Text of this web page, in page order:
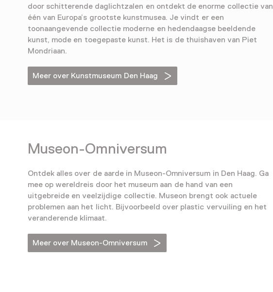
door schitterende daglichtzalen en ontdekt de enorme collectie van
één van Europa’s grootste kunstmusea. Je vindt er een
toonaangevende collectie moderne en hedendaagse beeldende
kunst, mode en toegepaste kunst. Het is de thuishaven van Piet
Mondriaan.
Meer over Kunstmuseum Den Haag
Museon-Omniversum
Ontdek alles over de aarde in Museon-Omniversum in Den Haag. Ga
mee op wereldreis door het museum aan de hand van een
uitgebreide en veelzijdige collectie. Museon brengt ook actuele
problemen aan het licht. Bijvoorbeeld over plastic vervuiling en het
veranderende klimaat.
Meer over Museon-Omniversum